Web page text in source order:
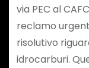
via PEC al
reclamo
risolutivo
idrocarburi.